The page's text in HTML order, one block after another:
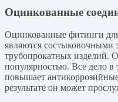
Оцинкованные
Оцинкованные фитинги
являются состыковочными
трубопрокатных изделий.
популярностью. Все дело в
повышает
результате он может